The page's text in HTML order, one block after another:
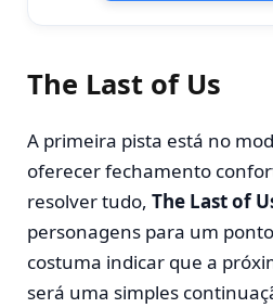
The Last of Us
A primeira pista está no
oferecer fechamento
resolver tudo, The Last of
personagens para um
costuma indicar que a
será uma simples